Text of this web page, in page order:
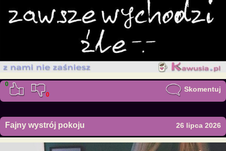
0
0
Skomentuj
Fajny wystrój pokoju 26 lipca 2026